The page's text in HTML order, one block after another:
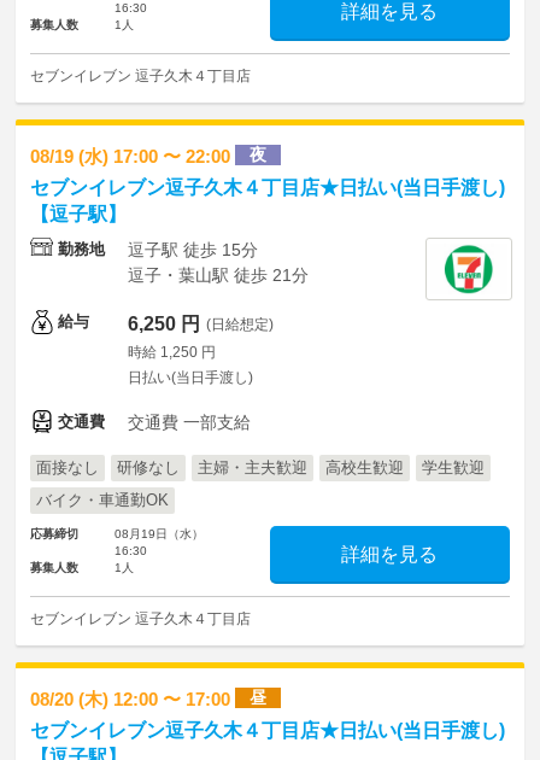
16:30
募集人数
1人
詳細を見る
セブンイレブン 逗子久木４丁目店
08/19 (水) 17:00 〜 22:00 夜
セブンイレブン逗子久木４丁目店★日払い(当日手渡し)
【逗子駅】
勤務地
逗子駅 徒歩 15分
逗子・葉山駅 徒歩 21分
給与 6,250 円 (日給想定)
時給 1,250 円
日払い(当日手渡し)
交通費 交通費 一部支給
面接なし 研修なし 主婦・主夫歓迎 高校生歓迎
学生歓迎
バイク・車通勤OK
応募締切
08月19日（水）
16:30
募集人数
1人
詳細を見る
セブンイレブン 逗子久木４丁目店
08/20 (木) 12:00 〜 17:00 昼
セブンイレブン逗子久木４丁目店★日払い(当日手渡し)